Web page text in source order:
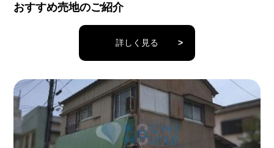
おすすめ売地のご紹介
詳しく見る >